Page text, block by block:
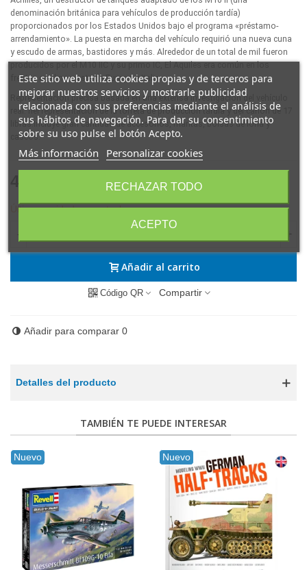
denominación británica para vehículos de producción tardía)
proporcionados por los Estados Unidos bajo el programa «préstamo-
arrendamiento». La puesta en marcha del vehículo requirió una nueva cuna
y escudo de armas, bastidores y más. Alrededor de un total de mil fueron
producidos por el M10 IIC y su primo IC, El Aquiles era común en los
frentes en el noroeste de Europa e Italia.
Representación precisa basada en una extensa investigación del vehículo
real. fiel representación de la torreta de producción tardía y del cañon de 17
libras.Incluye gran cantidad de accesorios, mantas, bolsas de lona y
cascos.
(impuestos inc.)
Últimas unidades en stock
- +
Añadir al carrito
Código QR Compartir
Añadir para comparar 0
Detalles del producto
TAMBIÉN TE PUEDE INTERESAR
Nuevo Nuevo
Este sitio web utiliza cookies propias y de terceros para
mejorar nuestros servicios y mostrarle publicidad
relacionada con sus preferencias mediante el análisis de
sus hábitos de navegación. Para dar su consentimiento
sobre su uso pulse el botón Acepto.
Más información Personalizar cookies
RECHAZAR TODO
ACEPTO